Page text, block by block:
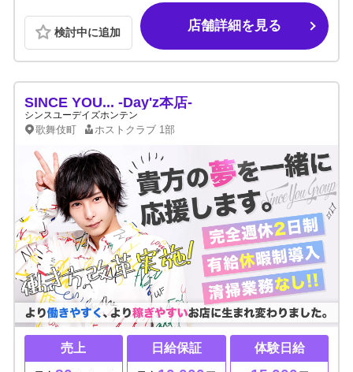
検討中に追加 店舗詳細を見る
SINCE YOU... -Day'z本店-
シンスユーデイズホンテン
歌舞伎町 ホストクラブ 1部
売上 日給保証 体験日給